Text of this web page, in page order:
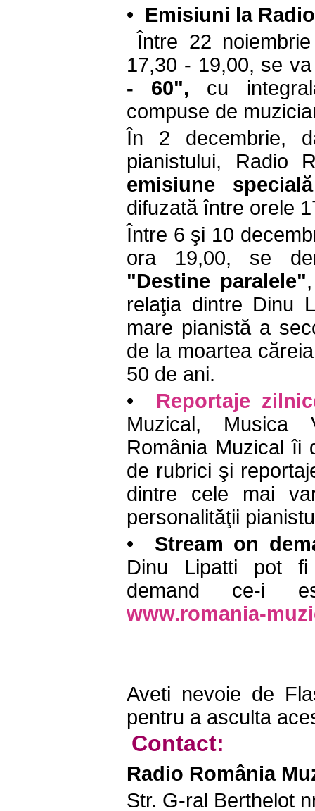
• Emisiuni la
Între 22
17,30 - 19,00, se
- 60", cu
compuse de
În 2 decembrie,
pianistului, Radio
emisiune
difuzată între orele
Între 6 şi 10
ora 19,00, se
"Destine paralele"
relaţia dintre Dinu
mare pianistă a
de la moartea
50 de ani.
• Reportaje
Muzical, Musica
România Muzical îi
de rubrici şi
dintre cele mai
personalităţii
• Stream on
Dinu Lipatti pot
demand ce-i
www.romania-
Aveti nevoie de
pentru a asculta
Contact:
Radio România
Str. G-ral Berthelot